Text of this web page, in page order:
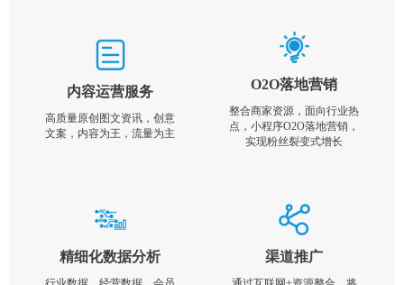
内容运营服务
高质量原创图文资讯，创意
文案，内容为王，流量为主
O2O落地营销
整合商家资源，面向行业热
点，小程序O2O落地营销，
实现粉丝裂变式增长
精细化数据分析 渠道推广